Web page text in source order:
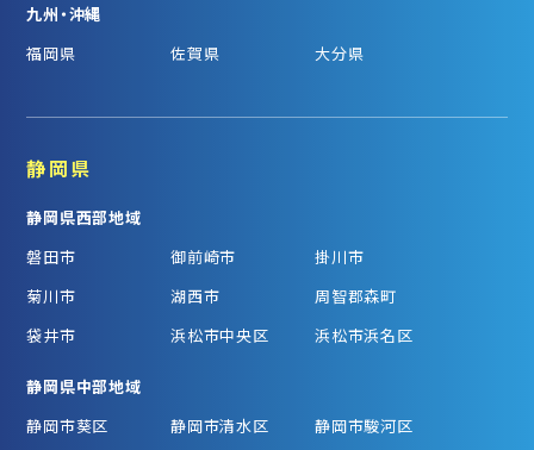
九州・沖縄
福岡県
佐賀県 大分県
静岡県
静岡県西部地域
磐田市
御前崎市
掛川市
菊川市
湖西市
周智郡森町
袋井市
浜松市中央区 浜松市浜名区
静岡県中部地域
静岡市葵区
静岡市清水区
静岡市駿河区